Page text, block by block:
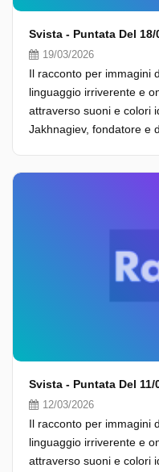
Svista - Puntata Del 18/
19/03/2026
Il racconto per immagini
linguaggio irriverente e
attraverso suoni e colori
Jakhnagiev, fondatore e
Svista - Puntata Del 11/
12/03/2026
Il racconto per immagini
linguaggio irriverente e
attraverso suoni e colori